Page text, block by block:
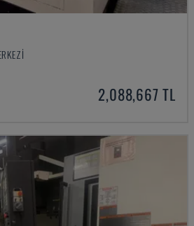
2,088,667 TL